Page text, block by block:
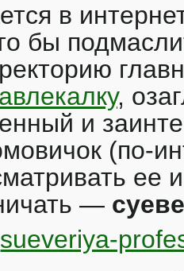
в
бы
,
и
(по-
ее
—